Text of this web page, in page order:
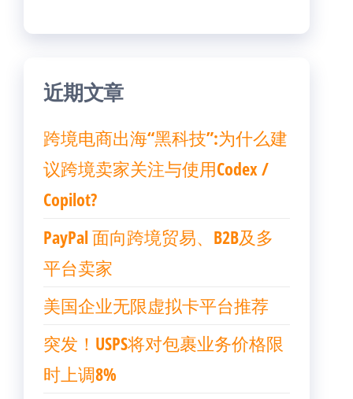
近期文章
跨境电商出海“黑科技”:为什么建
议跨境卖家关注与使用Codex /
Copilot?
PayPal 面向跨境贸易、B2B及多
平台卖家
美国企业无限虚拟卡平台推荐
突发！USPS将对包裹业务价格限
时上调8%